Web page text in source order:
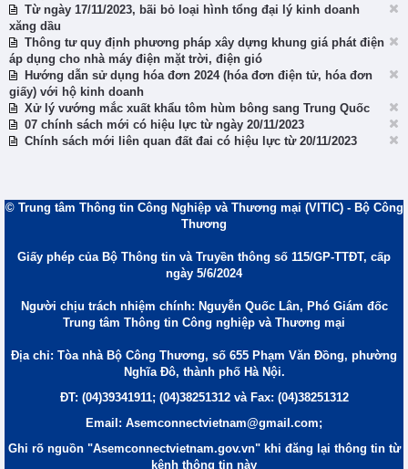
Từ ngày 17/11/2023, bãi bỏ loại hình tổng đại lý kinh doanh
xăng dầu
Thông tư quy định phương pháp xây dựng khung giá phát điện
áp dụng cho nhà máy điện mặt trời, điện gió
Hướng dẫn sử dụng hóa đơn 2024 (hóa đơn điện tử, hóa đơn
giấy) với hộ kinh doanh
Xử lý vướng mắc xuất khẩu tôm hùm bông sang Trung Quốc
07 chính sách mới có hiệu lực từ ngày 20/11/2023
Chính sách mới liên quan đất đai có hiệu lực từ 20/11/2023
© Trung tâm Thông tin Công Nghiệp và Thương mại (VITIC) - Bộ Công
Thương
Giấy phép của Bộ Thông tin và Truyền thông số 115/GP-TTĐT, cấp
ngày 5/6/2024
Người chịu trách nhiệm chính: Nguyễn Quốc Lân, Phó Giám đốc
Trung tâm Thông tin Công nghiệp và Thương mại
Địa chỉ: Tòa nhà Bộ Công Thương, số 655 Phạm Văn Đồng, phường
Nghĩa Đô, thành phố Hà Nội.
ĐT: (04)39341911; (04)38251312 và Fax: (04)38251312
Email: Asemconnectvietnam@gmail.com;
Ghi rõ nguồn "Asemconnectvietnam.gov.vn" khi đăng lại thông tin từ
kênh thông tin này